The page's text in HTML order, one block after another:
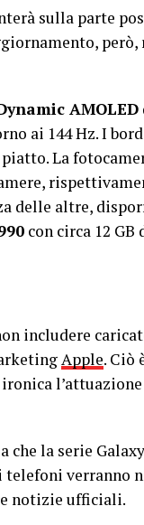
sulla parte
AMOLED
ai 144 Hz. I
La
delle altre,
con circa 12
includere
Apple. Ciò
che la serie
telefoni verranno
notizie ufficiali.